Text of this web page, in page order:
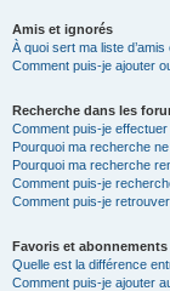
Amis et ignorés
À quoi sert ma liste d’amis
Comment puis-je ajouter
Recherche dans les
Comment puis-je
Pourquoi ma recherche
Pourquoi ma recherche
Comment puis-je
Comment puis-je
Favoris et abonnements
Quelle est la différence
Comment puis-je ajouter